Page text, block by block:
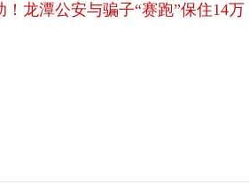
！龙潭公安与骗子“赛跑”保住14万